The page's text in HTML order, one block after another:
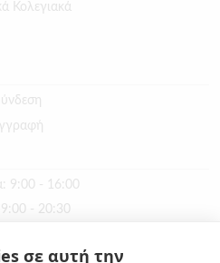
Κολεγιακά
9:00 - 16:00
9:00 - 20:30
9:00 - 20:30
σε αυτή την